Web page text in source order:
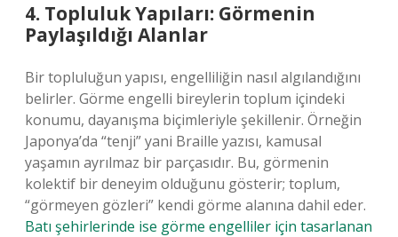
4. Topluluk Yapıları: Görmenin
Paylaşıldığı Alanlar
Bir topluluğun yapısı, engelliliğin nasıl algılandığını
belirler. Görme engelli bireylerin toplum içindeki
konumu, dayanışma biçimleriyle şekillenir. Örneğin
Japonya’da “tenji” yani Braille yazısı, kamusal
yaşamın ayrılmaz bir parçasıdır. Bu, görmenin
kolektif bir deneyim olduğunu gösterir; toplum,
“görmeyen gözleri” kendi görme alanına dahil eder.
Batı şehirlerinde ise görme engelliler için tasarlanan